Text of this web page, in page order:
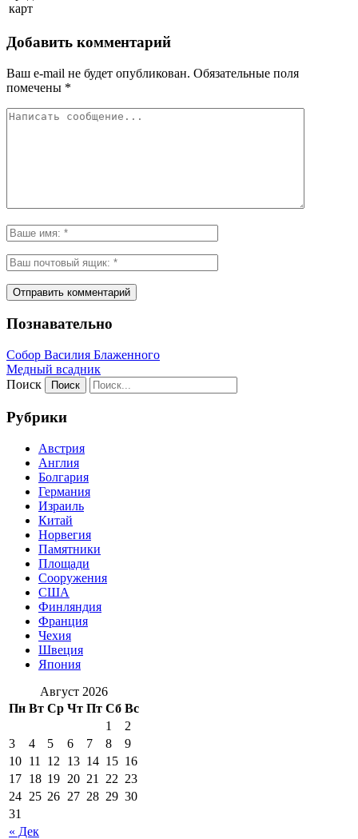
карт
Добавить комментарий
Ваш e-mail не будет опубликован. Обязательные поля
помечены *
Познавательно
Собор Василия Блаженного
Медный всадник
Поиск
Рубрики
Австрия
Англия
Болгария
Германия
Израиль
Китай
Норвегия
Памятники
Площади
Сооружения
США
Финляндия
Франция
Чехия
Швеция
Япония
Август 2026
Пн Вт Ср Чт Пт Сб Вс
« Дек
1
2
3
4 5 6 7 8
9
10 11 12 13 14 15 16
17 18 19 20 21 22 23
24 25 26 27 28 29 30
31